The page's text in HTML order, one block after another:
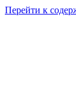
Перейти к